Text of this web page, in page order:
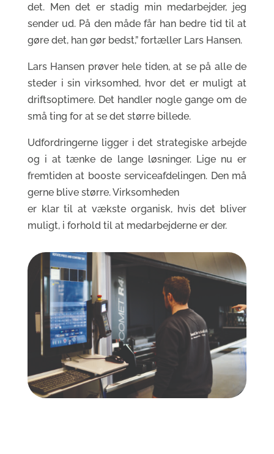
det. Men det er stadig min medarbejder, jeg
sender ud. På den måde får han bedre tid til at
gøre det, han gør bedst,” fortæller Lars Hansen.
Lars Hansen prøver hele tiden, at se på alle de
steder i sin virksomhed, hvor det er muligt at
driftsoptimere. Det handler nogle gange om de
små ting for at se det større billede.
Udfordringerne ligger i det strategiske arbejde
og i at tænke de lange løsninger. Lige nu er
fremtiden at booste serviceafdelingen. Den må
gerne blive større. Virksomheden
er klar til at vækste organisk, hvis det bliver
muligt, i forhold til at medarbejderne er der.